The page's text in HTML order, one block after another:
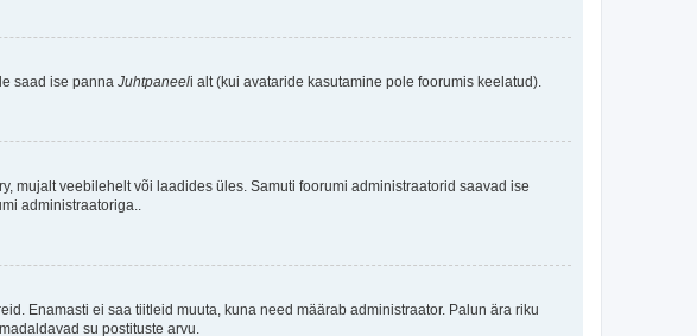
saad ise panna Juhtpaneeli alt (kui avataride kasutamine pole foorumis keelatud).
mujalt veebilehelt või laadides üles. Samuti foorumi administraatorid saavad ise
administraatoriga..
Enamasti ei saa tiitleid muuta, kuna need määrab administraator. Palun ära riku
su postituste arvu.